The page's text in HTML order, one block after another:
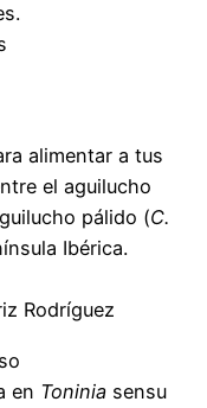
alimentar a tus
el aguilucho
pálido (C.
Ibérica.
Rodríguez
en Toninia sensu